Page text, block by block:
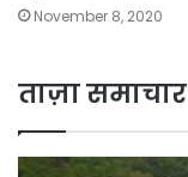
November 8, 2020
ताज़ा समाचार